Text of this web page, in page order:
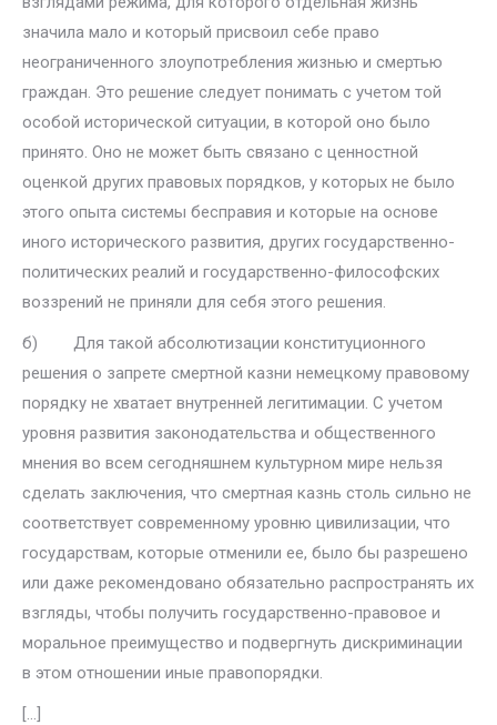
значила мало и который присвоил себе пра­во
неограниченного злоупотребления жизнью и смертью
граждан. Это решение следует понимать с учетом той
особой исторической ситуации, в которой оно было
принято. Оно не может быть связано с ценностной
оценкой других правовых порядков, у которых не было
этого опыта си­стемы бесправия и которые на основе
иного исторического развития, других государственно-
политических реалий и государственно-фило­софских
воззрений не приняли для себя этого решения.
б) Для такой абсолютизации конституционного
решения о запрете смертной казни немецкому правовому
порядку не хватает внутренней легитимации. С учетом
уровня развития законодательства и обществен­ного
мнения во всем сегодняшнем культурном мире нельзя
сделать за­ключения, что смертная казнь столь сильно не
соответствует современ­ному уровню цивилизации, что
государствам, которые отменили ее, было бы разрешено
или даже рекомендовано обязательно распростра­нять их
взгляды, чтобы получить государственно-правовое и
моральное преимущество и подвергнуть дискриминации
в этом отношении иные правопорядки.
[…]